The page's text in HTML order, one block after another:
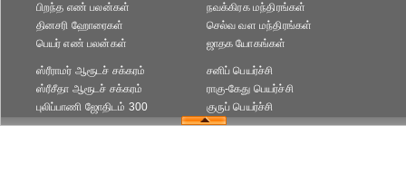
பிறந்த எண் பலன்கள்
தினசரி ஹோரைகள்
பெயர் எண் பலன்கள்
நவக்கிரக மந்திரங்கள்
செல்வ வள மந்திரங்கள்
ஜாதக யோகங்கள்
ஸ்ரீராமர் ஆரூடச் சக்கரம்
ஸ்ரீசீதா ஆரூடச் சக்கரம்
புலிப்பாணி ஜோதிடம் 300
சனிப் பெயர்ச்சி
ராகு-கேது பெயர்ச்சி
குருப் பெயர்ச்சி